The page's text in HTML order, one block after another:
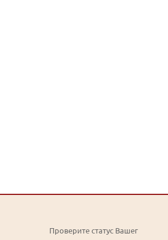
Проверите статус Вашег